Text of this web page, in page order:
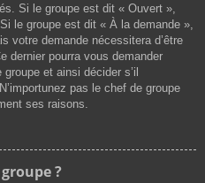
Si le groupe est dit « Ouvert »,
le groupe est dit « À la demande »,
votre demande nécessitera d’être
dernier pourra vous demander
et ainsi décider s’il
pas le chef de groupe
ses raisons.
?